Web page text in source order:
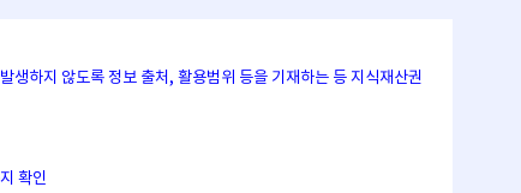
생하지 않도록 정보 출처, 활용범위 등을 기재하는 등 지식재산권
확인